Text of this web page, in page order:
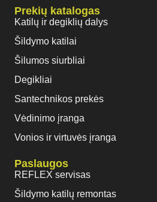
Prekių katalogas
Katilų ir degiklių dalys
Šildymo katilai
Šilumos siurbliai
Degikliai
Santechnikos prekės
Vėdinimo įranga
Vonios ir virtuvės įranga
Paslaugos
REFLEX servisas
Šildymo katilų remontas